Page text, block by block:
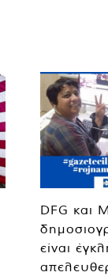
DFG και
είναι